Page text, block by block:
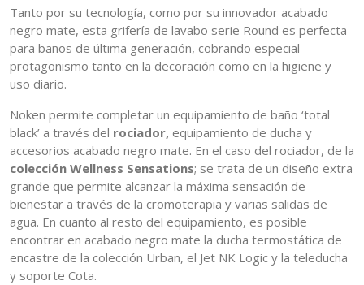
Tanto por su tecnología, como por su innovador acabado
negro mate, esta grifería de lavabo serie Round es perfecta
para baños de última generación, cobrando especial
protagonismo tanto en la decoración como en la higiene y
uso diario.
Noken permite completar un equipamiento de baño ‘total
black’ a través del rociador, equipamiento de ducha y
accesorios acabado negro mate. En el caso del rociador, de la
colección Wellness Sensations; se trata de un diseño extra
grande que permite alcanzar la máxima sensación de
bienestar a través de la cromoterapia y varias salidas de
agua. En cuanto al resto del equipamiento, es posible
encontrar en acabado negro mate la ducha termostática de
encastre de la colección Urban, el Jet NK Logic y la teleducha
y soporte Cota.